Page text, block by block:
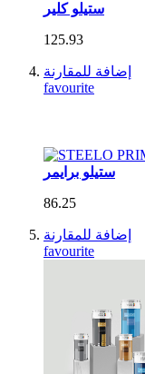
ستيلو كلير
125.93
إضافة للمقارنة
favourite
ستيلو برايمر
86.25
إضافة للمقارنة
favourite